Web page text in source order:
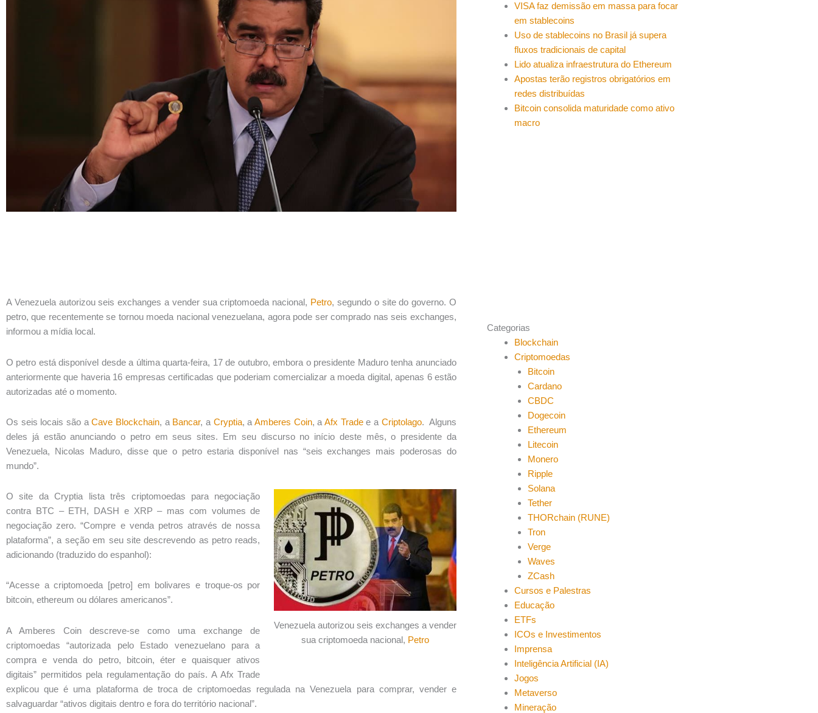
A Venezuela autorizou seis exchanges a vender sua criptomoeda nacional, Petro, segundo o site do governo. O
petro, que recentemente se tornou moeda nacional venezuelana, agora pode ser comprado nas seis exchanges,
informou a mídia local.
O petro está disponível desde a última quarta-feira, 17 de outubro, embora o presidente Maduro tenha anunciado
anteriormente que haveria 16 empresas certificadas que poderiam comercializar a moeda digital, apenas 6 estão
autorizadas até o momento.
Os seis locais são aCave Blockchain, a Bancar, a Cryptia, aAmberes Coin, aAfx Tradee a Criptolago. Alguns
deles já estão anunciando o petro em seus sites. Em seu discurso no início deste mês, o presidente da
Venezuela, Nicolas Maduro, disse que o petro estaria disponível nas “seis exchanges mais poderosas do
mundo”.
Venezuela autorizou seis exchanges a vender
sua criptomoeda nacional, Petro
O site da Cryptia lista três criptomoedas para negociação
contra BTC – ETH, DASH e XRP – mas com volumes de
negociação zero. “Compre e venda petros através de nossa
plataforma”, a seção em seu site descrevendo as petro reads,
adicionando (traduzido do espanhol):
“Acesse a criptomoeda [petro] em bolivares e troque-os por
bitcoin, ethereum ou dólares americanos”.
A Amberes Coin descreve-se como uma exchange de
criptomoedas “autorizada pelo Estado venezuelano para a
compra e venda do petro, bitcoin, éter e quaisquer ativos
digitais” permitidos pela regulamentação do país. A Afx Trade
explicou que é uma plataforma de troca de criptomoedas regulada na Venezuela para comprar, vender e
salvaguardar “ativos digitais dentro e fora do território nacional”.
VISA faz demissão em massa para focar
em stablecoins
Uso de stablecoins no Brasil já supera
fluxos tradicionais de capital
Lido atualiza infraestrutura do Ethereum
Apostas terão registros obrigatórios em
redes distribuídas
Bitcoin consolida maturidade como ativo
macro
Categorias
Blockchain
Criptomoedas
Bitcoin
Cardano
CBDC
Dogecoin
Ethereum
Litecoin
Monero
Ripple
Solana
Tether
THORchain (RUNE)
Tron
Verge
Waves
ZCash
Cursos e Palestras
Educação
ETFs
ICOs e Investimentos
Imprensa
Inteligência Artificial (IA)
Jogos
Metaverso
Mineração